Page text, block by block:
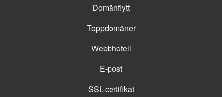
Domänflytt
Toppdomäner
Webbhotell
E-post
SSL-certifikat